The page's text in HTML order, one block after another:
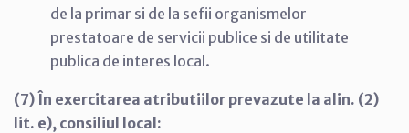
de la primar si de la sefii organismelor
prestatoare de servicii publice si de utilitate
publica de interes local.
(7) În exercitarea atributiilor prevazute la alin. (2)
lit. e), consiliul local: